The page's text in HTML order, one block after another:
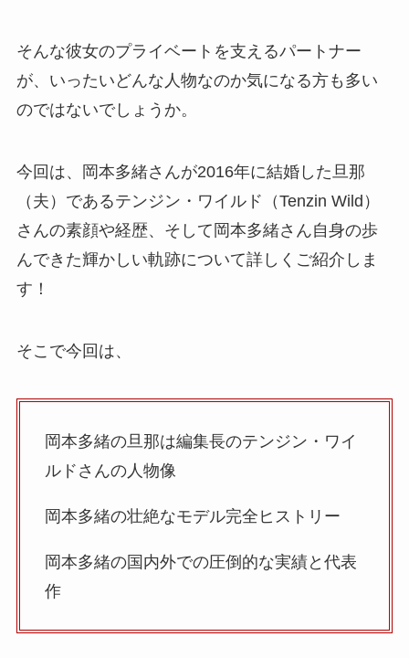
そんな彼女のプライベートを支えるパートナー
が、いったいどんな人物なのか気になる方も多い
のではないでしょうか。
今回は、岡本多緒さんが2016年に結婚した旦那
（夫）であるテンジン・ワイルド（Tenzin Wild）
さんの素顔や経歴、そして岡本多緒さん自身の歩
んできた輝かしい軌跡について詳しくご紹介しま
す！
そこで今回は、
岡本多緒の旦那は編集長のテンジン・ワイ
ルドさんの人物像
岡本多緒の壮絶なモデル完全ヒストリー
岡本多緒の国内外での圧倒的な実績と代表
作